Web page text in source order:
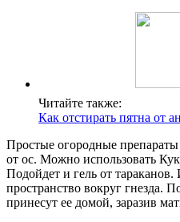
Читайте также:
Как отстирать пятна от
Простые огородные
от ос. Можно использовать
Подойдет и гель от
пространство вокруг гнезда.
принесут ее домой, заразив